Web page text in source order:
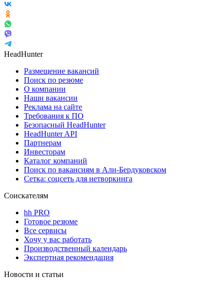
HeadHunter
Размещение вакансий
Поиск по резюме
О компании
Наши вакансии
Реклама на сайте
Требования к ПО
Безопасный HeadHunter
HeadHunter API
Партнерам
Инвесторам
Каталог компаний
Поиск по вакансиям в Али-Бердуковском
Сетка: соцсеть для нетворкинга
Соискателям
hh PRO
Готовое резюме
Все сервисы
Хочу у вас работать
Производственный календарь
Экспертная рекомендация
Новости и статьи